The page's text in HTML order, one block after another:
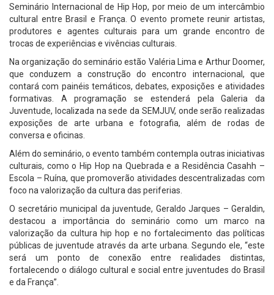
Seminário Internacional de Hip Hop, por meio de um intercâmbio
cultural entre Brasil e França. O evento promete reunir artistas,
produtores e agentes culturais para um grande encontro de
trocas de experiências e vivências culturais.
Na organização do seminário estão Valéria Lima e Arthur Doomer,
que conduzem a construção do encontro internacional, que
contará com painéis temáticos, debates, exposições e atividades
formativas. A programação se estenderá pela Galeria da
Juventude, localizada na sede da SEMJUV, onde serão realizadas
exposições de arte urbana e fotografia, além de rodas de
conversa e oficinas.
Além do seminário, o evento também contempla outras iniciativas
culturais, como o Hip Hop na Quebrada e a Residência Casahh –
Escola – Ruína, que promoverão atividades descentralizadas com
foco na valorização da cultura das periferias.
O secretário municipal da juventude, Geraldo Jarques – Geraldin,
destacou a importância do seminário como um marco na
valorização da cultura hip hop e no fortalecimento das políticas
públicas de juventude através da arte urbana. Segundo ele, “este
será um ponto de conexão entre realidades distintas,
fortalecendo o diálogo cultural e social entre juventudes do Brasil
e da França”.